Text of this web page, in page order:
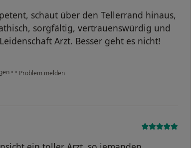
schaut über den Tellerrand hinaus,
sorgfältig, vertrauenswürdig und
Arzt. Besser geht es nicht!
• • Problem melden